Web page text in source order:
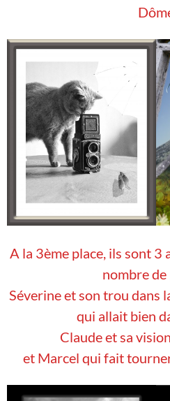
A la 3ème place, ils sont 3
nombre
Séverine et son trou dans
qui allait bien
Claude et sa
et Marcel qui fait